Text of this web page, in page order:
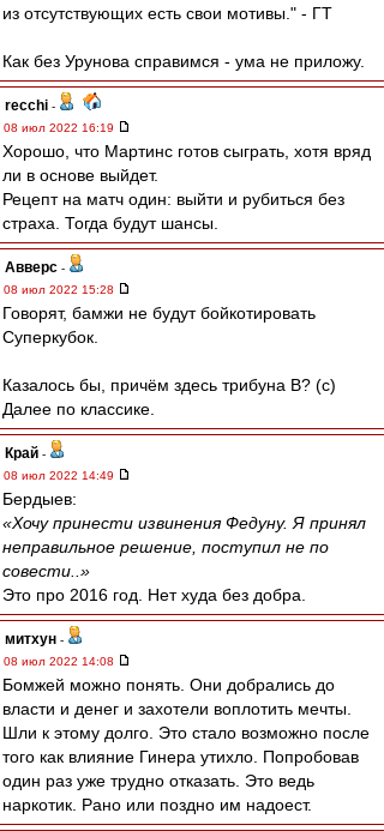
из отсутствующих есть свои мотивы." - ГТ
Как без Урунова справимся - ума не приложу.
recchi -
08 июл 2022 16:19
Хорошо, что Мартинс готов сыграть, хотя вряд
ли в основе выйдет.
Рецепт на матч один: выйти и рубиться без
страха. Тогда будут шансы.
Авверс -
08 июл 2022 15:28
Говорят, бамжи не будут бойкотировать
Суперкубок.
Казалось бы, причём здесь трибуна В? (с)
Далее по классике.
Край -
08 июл 2022 14:49
Бердыев:
«Хочу принести извинения Федуну. Я принял
неправильное решение, поступил не по
совести..»
Это про 2016 год. Нет худа без добра.
митхун -
08 июл 2022 14:08
Бомжей можно понять. Они добрались до
власти и денег и захотели воплотить мечты.
Шли к этому долго. Это стало возможно после
того как влияние Гинера утихло. Попробовав
один раз уже трудно отказать. Это ведь
наркотик. Рано или поздно им надоест.